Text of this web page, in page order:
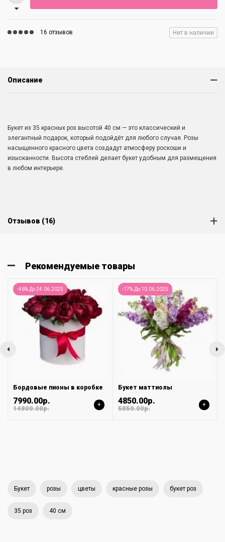
16 отзывов Нет в наличии
Описание
Букет из 35 красных роз высотой 40 см — это классический и
элегантный подарок, который подойдёт для любого случая. Розы
насыщенного красного цвета создадут атмосферу роскоши и
изысканности. Высота стеблей делает букет удобным для размещения
в любом интерьере.
Отзывов (16)
Рекомендуемые товары
-46% До 24.06.2025
Бордовые пионы в коробке
7990.00р.
14800.00р. +
-17% До 10.06.2025
Букет маттиолы
4850.00р.
5850.00р. +
Букет розы цветы красные розы букет роз
35 роз 40 см